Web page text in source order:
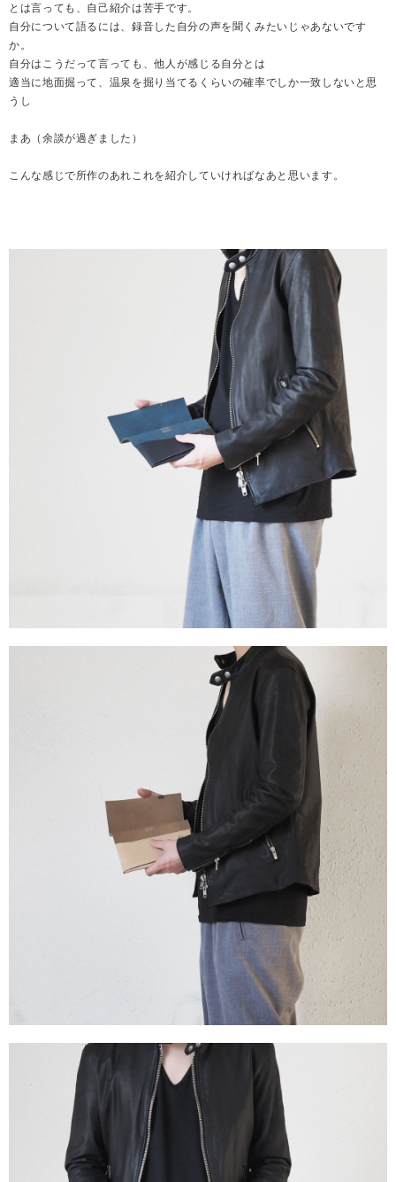
とは言っても、自己紹介は苦手です。
自分について語るには、録音した自分の声を聞くみたいじゃあないです
か。
自分はこうだって言っても、他人が感じる自分とは
適当に地面掘って、温泉を掘り当てるくらいの確率でしか一致しないと思
うし
まあ（余談が過ぎました）
こんな感じで所作のあれこれを紹介していければなあと思います。